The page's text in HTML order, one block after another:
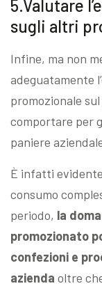
5.Valutare
sugli altri
Infine, ma non
adeguatamente
promozionale
comportare per
paniere
È infatti
consumo
periodo, la
promozionato
confezioni e
azienda oltre